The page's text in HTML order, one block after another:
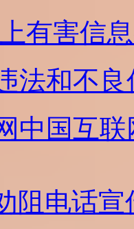
有害信
法和不
中国互
阻电话宣